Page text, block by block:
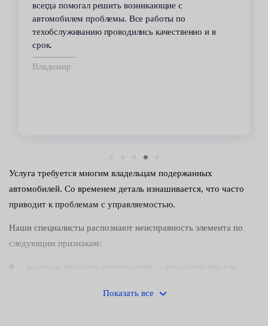
всегда помогал решить возникающие с
автомобилем проблемы. Все работы по
техобслуживанию проводились качественно и в
срок.
Владимир
Услуга требуется многим владельцам подержанных
автомобилей. Со временем деталь изнашивается, что часто
приводит к проблемам с управляемостью.
Наши специалисты распознают неисправность элемента по
следующим признакам:
Показать все